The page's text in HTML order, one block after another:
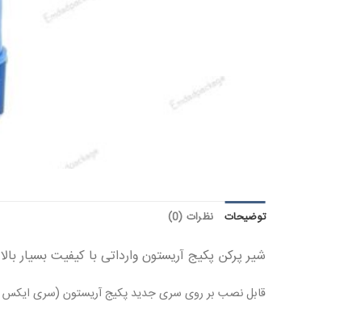
توضیحات نظرات (0)
شیر پرکن پکیج آریستون وارداتی با کیفیت بسیار بالا
قابل نصب بر روی سری جدید پکیج آریستون (سری ایکس x) میباشد.